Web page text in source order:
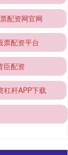
配资网官网
票配资平台
臣配资
杠杆APP下载